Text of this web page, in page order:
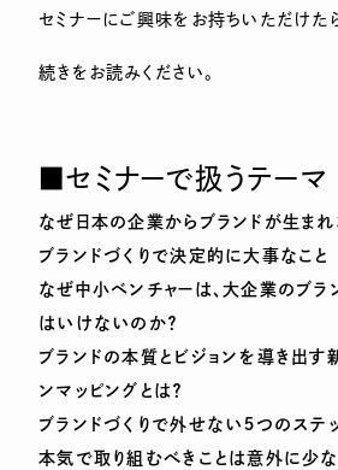
セミナーにご興味をお持ちいただけたら
続きをお読みください。
■セミナーで扱うテーマ
なぜ日本の企業からブランドが生まれ
ブランドづくりで決定的に大事なこと
なぜ中小ベンチャーは、大企業のブラ
はいけないのか？
ブランドの本質とビジョンを導き出す
ンマッピングとは？
ブランドづくりで外せない５つのステ
本気で取り組むべきことは意外に少